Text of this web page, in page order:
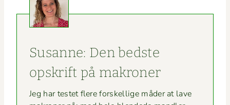
Susanne: Den bed­ste
opskrift på makroner
Jeg har testet flere forskel­lige måder at lave